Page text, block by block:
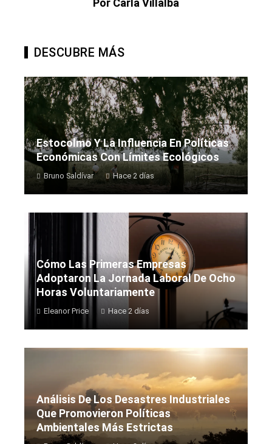
Por Carla Villalba
DESCUBRE MÁS
Estocolmo Y La Influencia En Políticas
Económicas Con Límites Ecológicos
Bruno Saldívar Hace 2 días
Cómo Las Primeras Empresas
Adoptaron La Jornada Laboral De Ocho
Horas Voluntariamente
Eleanor Price Hace 2 días
Análisis De Los Desastres Industriales
Que Promovieron Políticas
Ambientales Más Estrictas